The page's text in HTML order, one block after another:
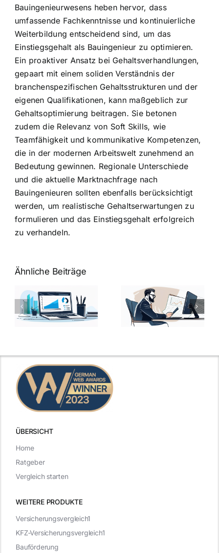
Bauingenieurwesens heben hervor, dass
umfassende Fachkenntnisse und kontinuierliche
Weiterbildung entscheidend sind, um das
Einstiegsgehalt als Bauingenieur zu optimieren.
Ein proaktiver Ansatz bei Gehaltsverhandlungen,
gepaart mit einem soliden Verständnis der
branchenspezifischen Gehaltsstrukturen und der
eigenen Qualifikationen, kann maßgeblich zur
Gehaltsoptimierung beitragen. Sie betonen
zudem die Relevanz von Soft Skills, wie
Teamfähigkeit und kommunikative Kompetenzen,
die in der modernen Arbeitswelt zunehmend an
Bedeutung gewinnen. Regionale Unterschiede
und die aktuelle Marktnachfrage nach
Bauingenieuren sollten ebenfalls berücksichtigt
werden, um realistische Gehaltserwartungen zu
formulieren und das Einstiegsgehalt erfolgreich
zu verhandeln.
Ähnliche Beiträge
Fragen zum
Geschicktes
Ansprechen
der
Vorstellungsgespräch
Fragen: 77
Fragen und
kluge
ÜBERSICHT
WEITERE PRODUKTE
Versicherungsvergleich1
KFZ-Versicherungsvergleich1
Bauförderung
Home
Ratgeber
Vergleich starten